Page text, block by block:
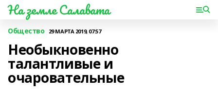
На земле Салавата
Общество 29 МАРТА 2019, 07:57
Необыкновенно
талантливые и
очаровательные